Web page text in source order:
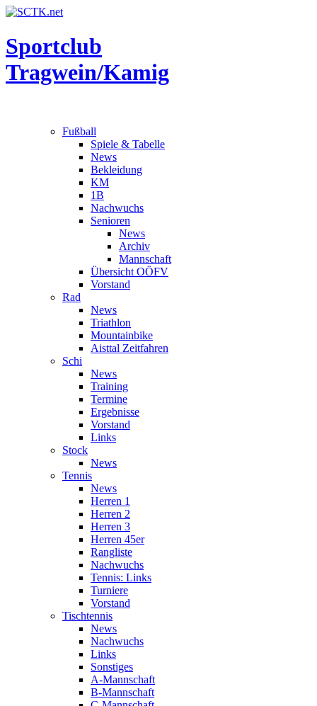
Sportclub
Tragwein/Kamig
Fußball
Spiele & Tabelle
News
Bekleidung
KM
1B
Nachwuchs
Senioren
News
Archiv
Mannschaft
Übersicht OÖFV
Vorstand
Rad
News
Triathlon
Mountainbike
Aisttal Zeitfahren
Schi
News
Training
Termine
Ergebnisse
Vorstand
Links
Stock
News
Tennis
News
Herren 1
Herren 2
Herren 3
Herren 45er
Rangliste
Nachwuchs
Tennis: Links
Turniere
Vorstand
Tischtennis
News
Nachwuchs
Links
Sonstiges
A-Mannschaft
B-Mannschaft